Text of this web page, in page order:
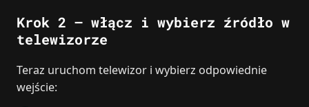
Krok 2 – włącz i wybierz źródło w
telewizorze
Teraz uruchom telewizor i wybierz odpowiednie
wejście: